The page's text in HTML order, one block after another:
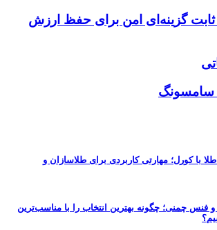
ثابت گزینه‌ای امن برای حفظ ارزش
سامسونگ
با کورل؛ مهارتی کاربردی برای طلاسازان و
فنس چمنی؛ چگونه بهترین انتخاب را با مناسب‌ترین